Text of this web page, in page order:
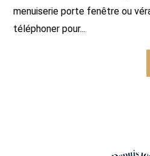
menuiserie porte fenêtre ou
téléphoner pour...